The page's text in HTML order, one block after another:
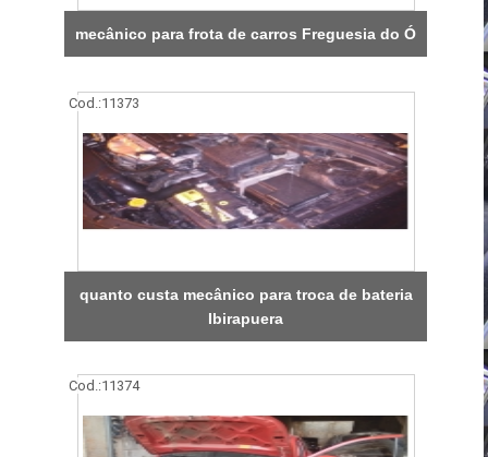
mecânico para frota de carros Freguesia do Ó
Cod.:11373
quanto custa mecânico para troca de bateria
Ibirapuera
Cod.:11374